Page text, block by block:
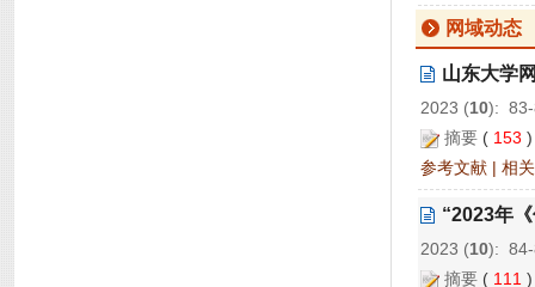
网域动态
山东大学
2023 (10):
摘要 ( 153
参考文献 | 相
“2023年
2023 (10):
摘要 ( 111